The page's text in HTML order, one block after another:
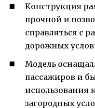
Конструкция
прочной и
справляться с
дорожных
Модель
пассажиров и
использования
загородных